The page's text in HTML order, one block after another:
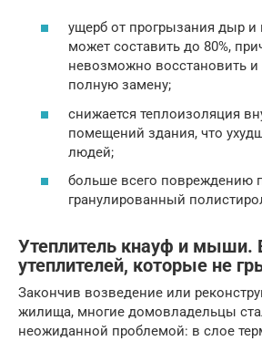
ущерб от прогрызания дыр и
может составить до 80%,
невозможно восстановить и
полную замену;
снижается теплоизоляция
помещений здания, что
людей;
больше всего повреждению
гранулированный
Утеплитель кнауф и мыши.
утеплителей, которые не
Закончив возведение или
жилища, многие домовладельцы
неожиданной проблемой: в слое